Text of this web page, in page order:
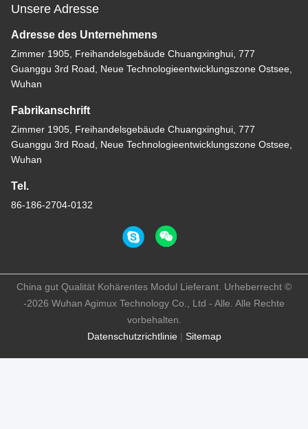
Unsere Adresse
Adresse des Unternehmens
Zimmer 1905, Freihandelsgebäude Chuangxinghui, 777
Guanggu 3rd Road, Neue Technologieentwicklungszone Ostsee,
Wuhan
Fabrikanschrift
Zimmer 1905, Freihandelsgebäude Chuangxinghui, 777
Guanggu 3rd Road, Neue Technologieentwicklungszone Ostsee,
Wuhan
Tel.
86-186-2704-0132
Datenschutzrichtlinie| Sitemap
China gut Qualität Kohärentes Modul Lieferant. Urheberrecht ©
-2026 Wuhan Agimux Technology Co., Ltd - Alle. Alle Rechte
vorbehalten.